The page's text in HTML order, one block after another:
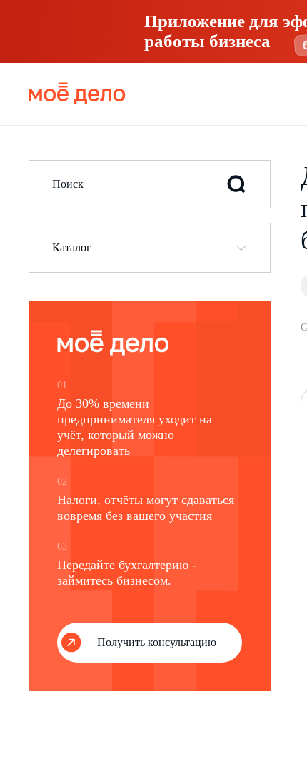
Приложение для
работы бизнеса
Каталог
01
До 30% времени
предпринимателя уходит на
учёт, который можно
делегировать
02
Налоги, отчёты могут сдаваться
вовремя без вашего участия
03
Передайте бухгалтерию -
займитесь бизнесом.
Получить консультацию